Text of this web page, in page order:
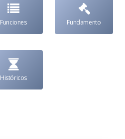
Funciones Fundamento
Históricos